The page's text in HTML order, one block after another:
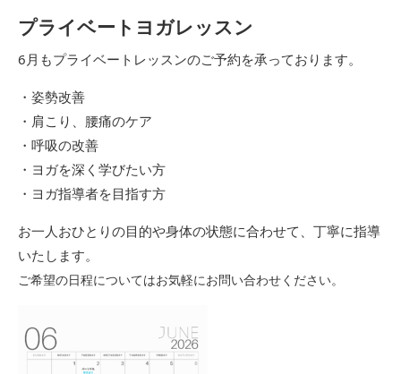
プライベートヨガレッスン
6月もプライベートレッスンのご予約を承っております。
・姿勢改善
・肩こり、腰痛のケア
・呼吸の改善
・ヨガを深く学びたい方
・ヨガ指導者を目指す方
お一人おひとりの目的や身体の状態に合わせて、 丁寧に指導
いたします。
ご希望の日程についてはお気軽にお問い合わせください。